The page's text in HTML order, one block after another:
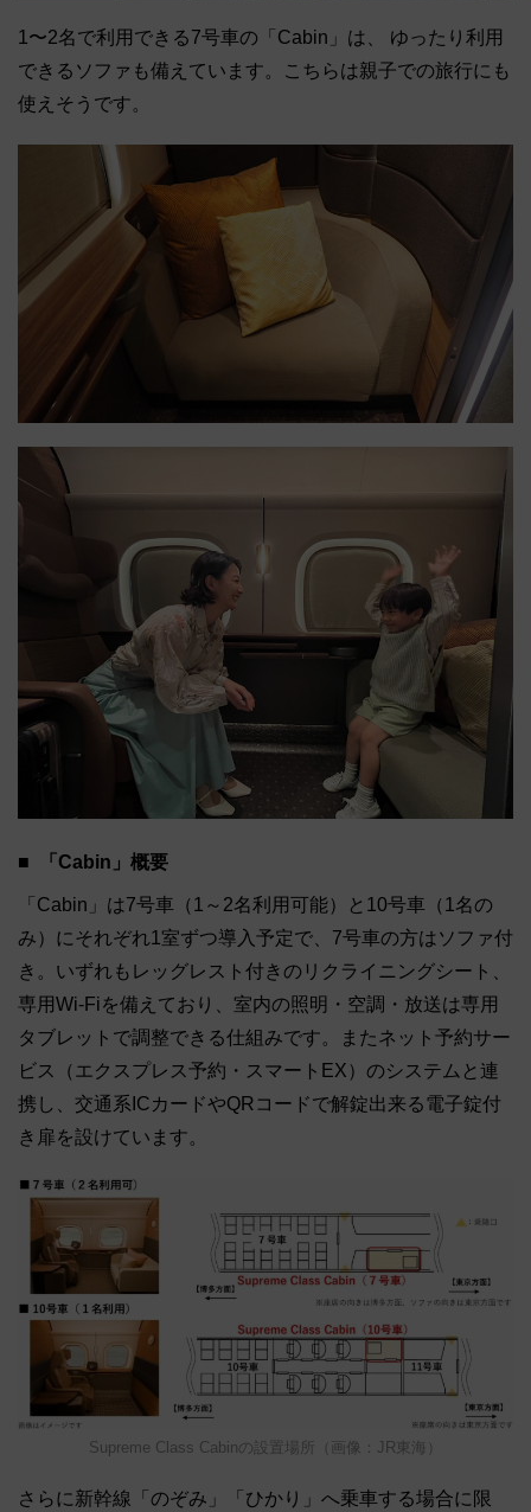
1〜2名で利用できる7号車の「Cabin」は、 ゆったり利用
できるソファも備えています。こちらは親子での旅行にも
使えそうです。
「Cabin」概要
「Cabin」は7号車（1～2名利用可能）と10号車（1名の
み）にそれぞれ1室ずつ導入予定で、7号車の方はソファ付
き。いずれもレッグレスト付きのリクライニングシート、
専用Wi-Fiを備えており、室内の照明・空調・放送は専用
タブレットで調整できる仕組みです。またネット予約サー
ビス（エクスプレス予約・スマートEX）のシステムと連
携し、交通系ICカードやQRコードで解錠出来る電子錠付
き扉を設けています。
Supreme Class Cabinの設置場所（画像：JR東海）
さらに新幹線「のぞみ」「ひかり」へ乗車する場合に限